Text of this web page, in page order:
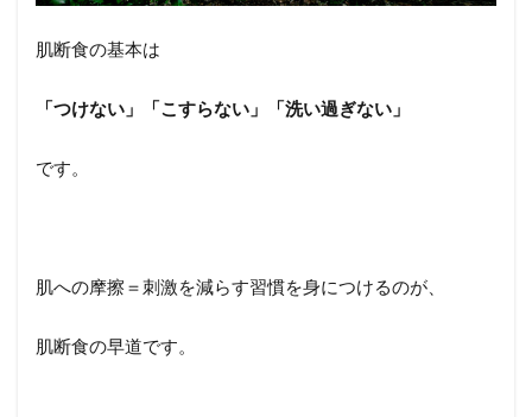
肌断食の基本は
「つけない」「こすらない」「洗い過ぎない」
です。
肌への摩擦＝刺激を減らす習慣を身につけるのが、
肌断食の早道です。